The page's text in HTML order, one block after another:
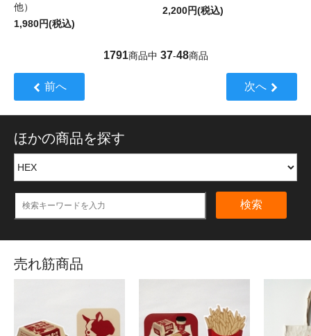
他）
1,980円(税込)
2,200円(税込)
1791商品中 37-48商品
前へ 次へ
ほかの商品を探す
検索
売れ筋商品